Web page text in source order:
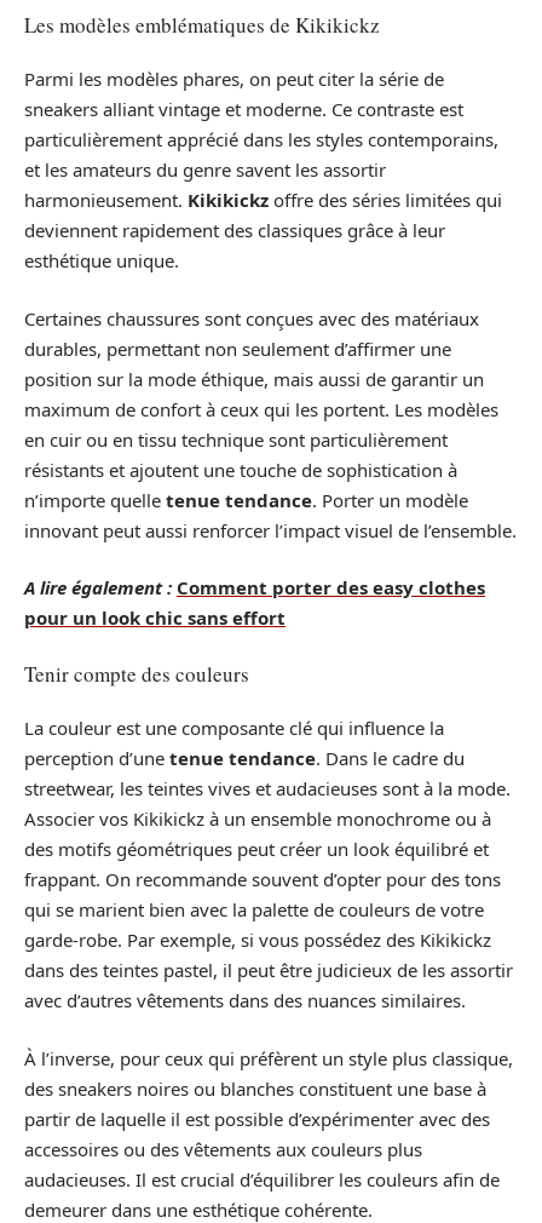
Les modèles emblématiques de Kikikickz
Parmi les modèles phares, on peut citer la série de
sneakers alliant vintage et moderne. Ce contraste est
particulièrement apprécié dans les styles contemporains,
et les amateurs du genre savent les assortir
harmonieusement. Kikikickz offre des séries limitées qui
deviennent rapidement des classiques grâce à leur
esthétique unique.
Certaines chaussures sont conçues avec des matériaux
durables, permettant non seulement d’affirmer une
position sur la mode éthique, mais aussi de garantir un
maximum de confort à ceux qui les portent. Les modèles
en cuir ou en tissu technique sont particulièrement
résistants et ajoutent une touche de sophistication à
n’importe quelle tenue tendance. Porter un modèle
innovant peut aussi renforcer l’impact visuel de l’ensemble.
A lire également : Comment porter des easy clothes
pour un look chic sans effort
Tenir compte des couleurs
La couleur est une composante clé qui influence la
perception d’une tenue tendance. Dans le cadre du
streetwear, les teintes vives et audacieuses sont à la mode.
Associer vos Kikikickz à un ensemble monochrome ou à
des motifs géométriques peut créer un look équilibré et
frappant. On recommande souvent d’opter pour des tons
qui se marient bien avec la palette de couleurs de votre
garde-robe. Par exemple, si vous possédez des Kikikickz
dans des teintes pastel, il peut être judicieux de les assortir
avec d’autres vêtements dans des nuances similaires.
À l’inverse, pour ceux qui préfèrent un style plus classique,
des sneakers noires ou blanches constituent une base à
partir de laquelle il est possible d’expérimenter avec des
accessoires ou des vêtements aux couleurs plus
audacieuses. Il est crucial d’équilibrer les couleurs afin de
demeurer dans une esthétique cohérente.